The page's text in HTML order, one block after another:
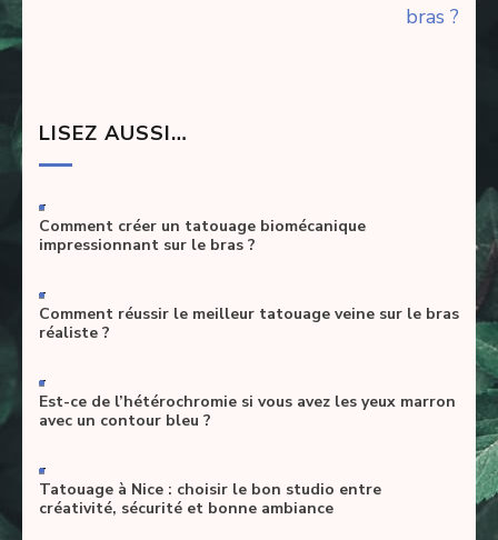
bras ?
LISEZ AUSSI…
-
Comment créer un tatouage biomécanique
impressionnant sur le bras ?
-
Comment réussir le meilleur tatouage veine sur le bras
réaliste ?
-
Est-ce de l’hétérochromie si vous avez les yeux marron
avec un contour bleu ?
-
Tatouage à Nice : choisir le bon studio entre
créativité, sécurité et bonne ambiance